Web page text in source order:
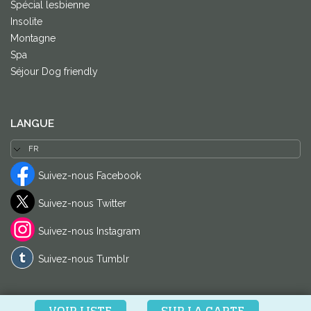
Spécial lesbienne
Insolite
Montagne
Spa
Séjour Dog friendly
LANGUE
Suivez-nous Facebook
Suivez-nous Twitter
Suivez-nous Instagram
Suivez-nous Tumblr